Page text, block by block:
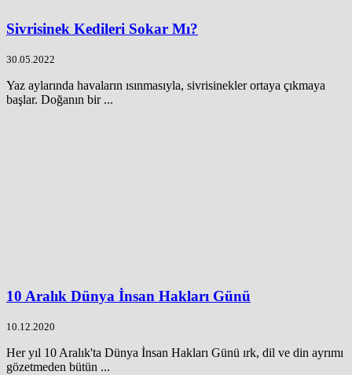
Sivrisinek Kedileri Sokar Mı?
30.05.2022
Yaz aylarında havaların ısınmasıyla, sivrisinekler ortaya çıkmaya
başlar. Doğanın bir ...
10 Aralık Dünya İnsan Hakları Günü
10.12.2020
Her yıl 10 Aralık'ta Dünya İnsan Hakları Günü ırk, dil ve din ayrımı
gözetmeden bütün ...